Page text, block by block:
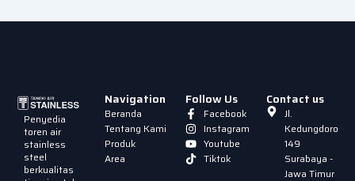
Penyedia
toren air
stainless
steel
berkualitas
Navigation
Beranda
Tentang Kami
Produk
Area
Follow Us
Facebook
Instagram
Youtube
Tiktok
Contact us
Jl.
Kedungdoro
149
Surabaya -
Jawa Timur